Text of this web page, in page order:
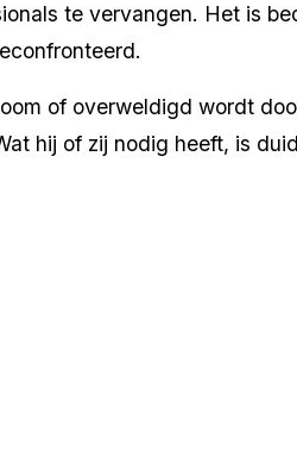
te vervangen. Het is
of overweldigd wordt
hij of zij nodig heeft, is